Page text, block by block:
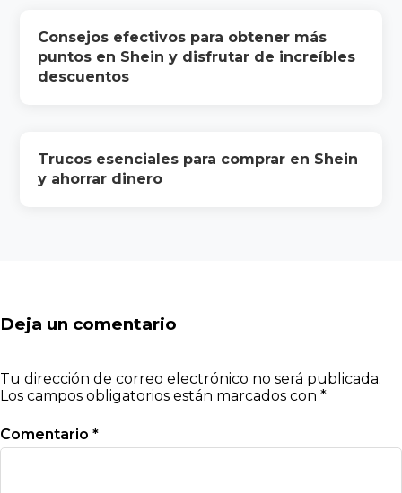
Consejos efectivos para obtener más
puntos en Shein y disfrutar de increíbles
descuentos
Trucos esenciales para comprar en Shein
y ahorrar dinero
Deja un comentario
Tu dirección de correo electrónico no será publicada.
Los campos obligatorios están marcados con *
Comentario *